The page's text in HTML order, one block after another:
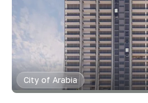
City of Arabia